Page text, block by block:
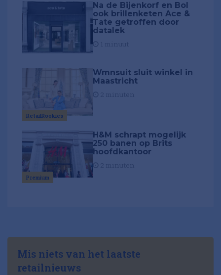
Na de Bijenkorf en Bol
ook brillenketen Ace &
Tate getroffen door
datalek
RetailRookies
Wmnsuit sluit winkel in
Maastricht
Premium
H&M schrapt mogelijk
250 banen op Brits
hoofdkantoor
Mis niets van het laatste
retailnieuws